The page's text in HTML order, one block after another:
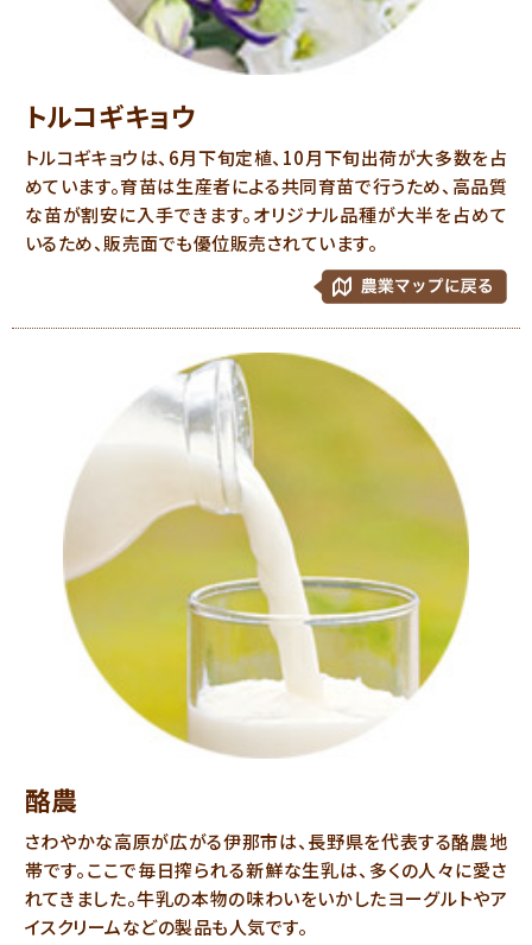
トルコギキョウ
トルコギキョウは、6月下旬定植、10月下旬出荷が大多数を占
めています。育苗は生産者による共同育苗で行うため、高品質
な苗が割安に入手できます。オリジナル品種が大半を占めて
いるため、販売面でも優位販売されています。
酪農
さわやかな高原が広がる伊那市は、長野県を代表する酪農地
帯です。ここで毎日搾られる新鮮な生乳は、多くの人々に愛さ
れてきました。牛乳の本物の味わいをいかしたヨーグルトやア
イスクリームなどの製品も人気です。